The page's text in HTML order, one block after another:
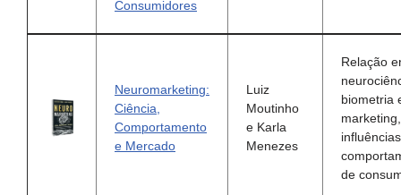
Consumidores
Neuromarketing:
Ciência,
Comportamento
e Mercado
Luiz
Moutinho
e Karla
Menezes
Relação
biometria
marketing,
de